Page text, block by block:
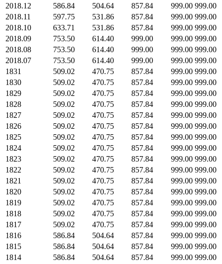
2018.12
586.84 504.64 857.84 999.00 999.00
2018.11
597.75 531.86 857.84 999.00 999.00
2018.10
633.71 531.86 857.84 999.00 999.00
2018.09
753.50 614.40 999.00 999.00 999.00
2018.08
753.50 614.40 999.00 999.00 999.00
2018.07
753.50 614.40 999.00 999.00 999.00
1831
509.02 470.75 857.84 999.00 999.00
1830
509.02 470.75 857.84 999.00 999.00
1829
509.02 470.75 857.84 999.00 999.00
1828
509.02 470.75 857.84 999.00 999.00
1827
509.02 470.75 857.84 999.00 999.00
1826
509.02 470.75 857.84 999.00 999.00
1825
509.02 470.75 857.84 999.00 999.00
1824
509.02 470.75 857.84 999.00 999.00
1823
509.02 470.75 857.84 999.00 999.00
1822
509.02 470.75 857.84 999.00 999.00
1821
509.02 470.75 857.84 999.00 999.00
1820
509.02 470.75 857.84 999.00 999.00
1819
509.02 470.75 857.84 999.00 999.00
1818
509.02 470.75 857.84 999.00 999.00
1817
509.02 470.75 857.84 999.00 999.00
1816
586.84 504.64 857.84 999.00 999.00
1815
586.84 504.64 857.84 999.00 999.00
1814
586.84 504.64 857.84 999.00 999.00